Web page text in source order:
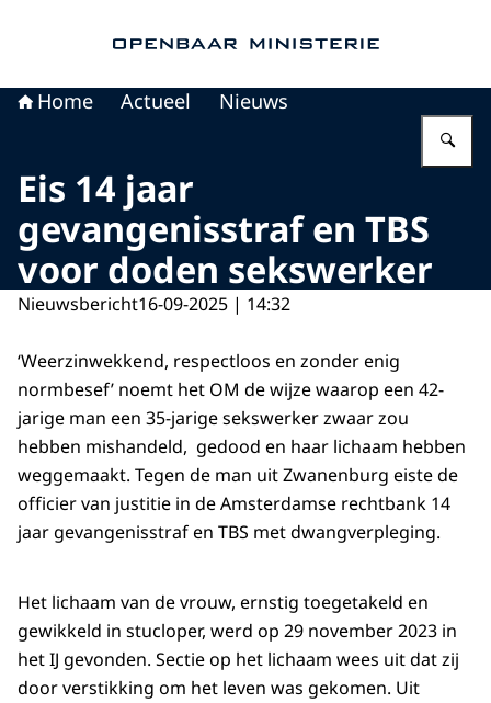
Home Actueel Nieuws
Eis 14 jaar
gevangenisstraf en TBS
voor doden sekswerker
Nieuwsbericht16-09-2025 | 14:32
‘Weerzinwekkend, respectloos en zonder enig
normbesef’ noemt het OM de wijze waarop een 42-
jarige man een 35-jarige sekswerker zwaar zou
hebben mishandeld, gedood en haar lichaam hebben
weggemaakt. Tegen de man uit Zwanenburg eiste de
officier van justitie in de Amsterdamse rechtbank 14
jaar gevangenisstraf en TBS met dwangverpleging.
Het lichaam van de vrouw, ernstig toegetakeld en
gewikkeld in stucloper, werd op 29 november 2023 in
het IJ gevonden. Sectie op het lichaam wees uit dat zij
door verstikking om het leven was gekomen. Uit